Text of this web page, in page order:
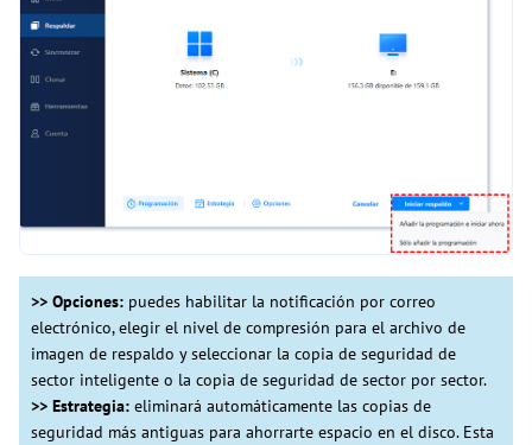
>> Opciones: puedes habilitar la notificación por correo
electrónico, elegir el nivel de compresión para el archivo de
imagen de respaldo y seleccionar la copia de seguridad de
sector inteligente o la copia de seguridad de sector por sector.
>> Estrategia: eliminará automáticamente las copias de
seguridad más antiguas para ahorrarte espacio en el disco. Esta